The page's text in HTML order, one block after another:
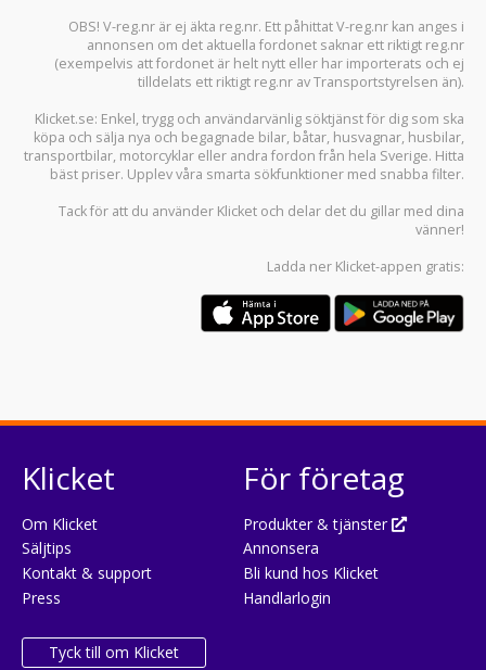
OBS! V-reg.nr är ej äkta reg.nr. Ett påhittat V-reg.nr kan anges i
annonsen om det aktuella fordonet saknar ett riktigt reg.nr
(exempelvis att fordonet är helt nytt eller har importerats och ej
tilldelats ett riktigt reg.nr av Transportstyrelsen än).
Klicket.se: Enkel, trygg och användarvänlig söktjänst för dig som ska
köpa och sälja nya och begagnade bilar, båtar, husvagnar, husbilar,
transportbilar, motorcyklar eller andra fordon från hela Sverige. Hitta
bäst priser. Upplev våra smarta sökfunktioner med snabba filter.
Tack för att du använder Klicket och delar det du gillar med dina
vänner!
Ladda ner Klicket-appen gratis:
Klicket
Om Klicket
Säljtips
Kontakt & support
Press
Tyck till om Klicket
För företag
Produkter & tjänster
Annonsera
Bli kund hos Klicket
Handlarlogin